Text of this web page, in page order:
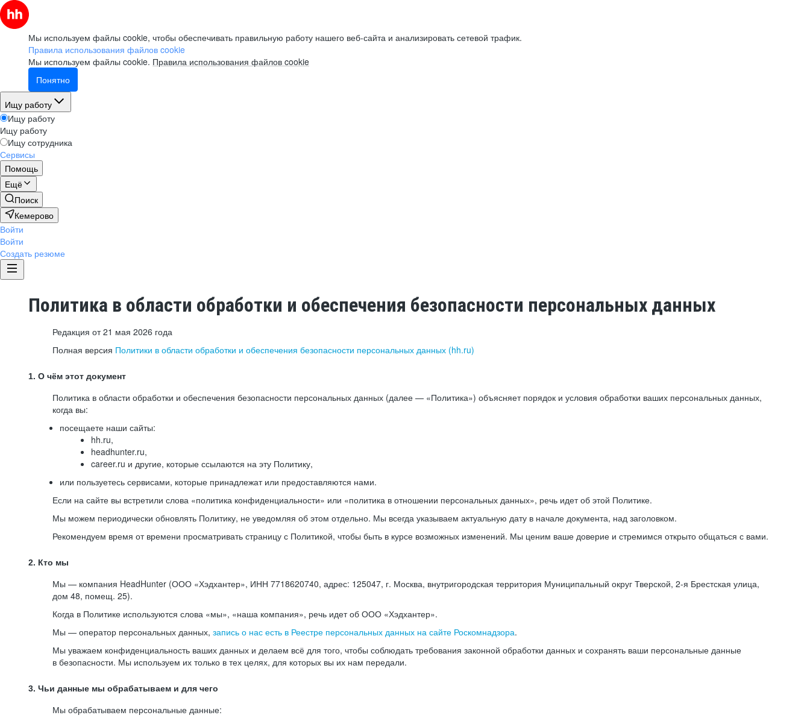
Мы используем файлы cookie, чтобы обеспечивать правильную работу нашего веб-сайта и анализировать сетевой трафик.
Правила использования файлов cookie
Мы используем файлы cookie. Правила использования файлов cookie
Понятно
Ищу работу
Ищу работу
Ищу работу
Ищу сотрудника
Сервисы
Помощь
Ещё
Поиск
Кемерово
Войти
Войти
Создать резюме
Политика в области обработки и обеспечения безопасности персональных данных
Редакция от 21 мая 2026 года
Полная версия Политики в области обработки и обеспечения безопасности персональных данных (hh.ru)
1. О чём этот документ
Политика в области обработки и обеспечения безопасности персональных данных (далее — «Политика») объясняет порядок и условия обработки ваших персональных данных,
когда вы:
посещаете наши сайты:
hh.ru,
headhunter.ru,
career.ru и другие, которые ссылаются на эту Политику,
или пользуетесь сервисами, которые принадлежат или предоставляются нами.
Если на сайте вы встретили слова «политика конфиденциальности» или «политика в отношении персональных данных», речь идет об этой Политике.
Мы можем периодически обновлять Политику, не уведомляя об этом отдельно. Мы всегда указываем актуальную дату в начале документа, над заголовком.
Рекомендуем время от времени просматривать страницу с Политикой, чтобы быть в курсе возможных изменений. Мы ценим ваше доверие и стремимся открыто общаться с вами.
2. Кто мы
Мы — компания HeadHunter (ООО «Хэдхантер», ИНН 7718620740, адрес: 125047, г. Москва, внутригородская территория Муниципальный округ Тверской, 2-я Брестская улица,
дом 48, помещ. 25).
Когда в Политике используются слова «мы», «наша компания», речь идет об ООО «Хэдхантер».
Мы — оператор персональных данных, запись о нас есть в Реестре персональных данных на сайте Роскомнадзора.
Мы уважаем конфиденциальность ваших данных и делаем всё для того, чтобы соблюдать требования законной обработки данных и сохранять ваши персональные данные
в безопасности. Мы используем их только в тех целях, для которых вы их нам передали.
3. Чьи данные мы обрабатываем и для чего
Мы обрабатываем персональные данные: